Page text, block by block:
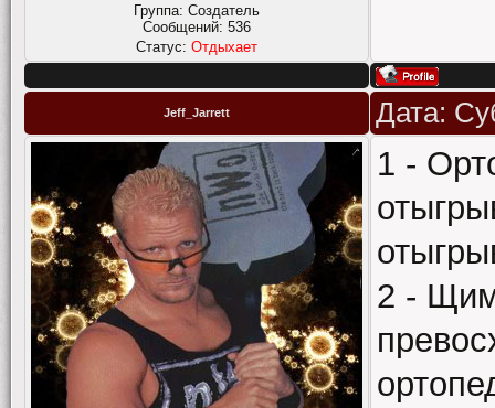
Группа: Создатель
Сообщений: 536
Статус: Отдыхает
Jeff_Jarrett Дата:
1 -
2 -